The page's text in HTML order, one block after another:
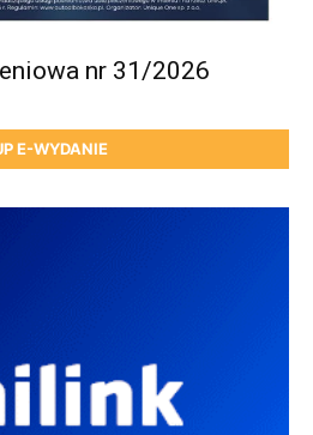
nr 31/2026
E-WYDANIE